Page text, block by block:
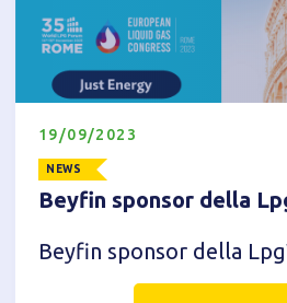
19/09/2023
NEWS
Beyfin sponsor della
Beyfin sponsor della
Informativa breve Cookie